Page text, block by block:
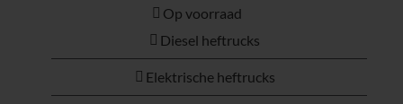
Op voorraad
Diesel heftrucks
Elektrische heftrucks